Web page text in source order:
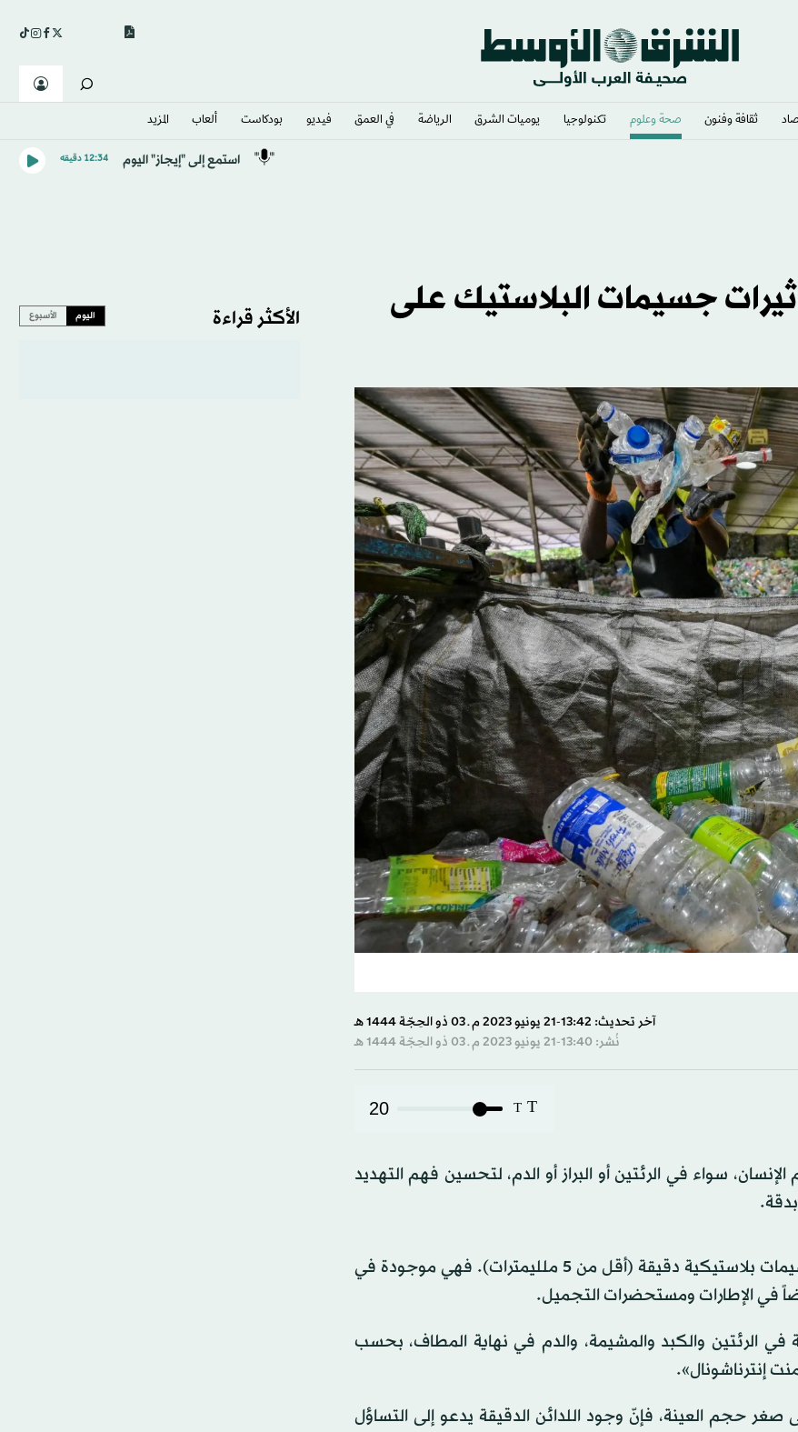
ثقافة وفنون صحة وعلوم تكنولوجيا يوميات الشرق​ الرياضة في العمق فيديو بودكاست ألعاب المزيد
استمع إلى "إيجاز" اليوم 12:34 دقيقه
جسيمات البلاستيك على
آخر تحديث: 13:42-21 يونيو 2023 م ـ 03 ذو الحِجّة 1444 هـ
نُشر: 13:40-21 يونيو 2023 م ـ 03 ذو الحِجّة 1444 هـ
T
T
20
سواء في الرئتين أو البراز أو الدم، لتحسين فهم التهديد
في كل يوم، يبتلع الإنسان أو يستنشق أو تلامس بشرته جسيمات بلاستيكية دقيقة (أقل من 5 ملليمترات). فهي موجودة في
في الإطارات ومستحضرات التجميل.
الرئتين والكبد والمشيمة، والدم في نهاية المطاف، بحسب
صغر حجم العينة، فإنّ وجود اللدائن الدقيقة يدعو إلى التساؤل
الأكثر قراءة اليوم الأسبوع